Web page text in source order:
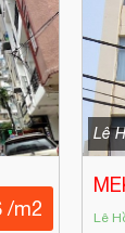
/m2
Lê
Lê